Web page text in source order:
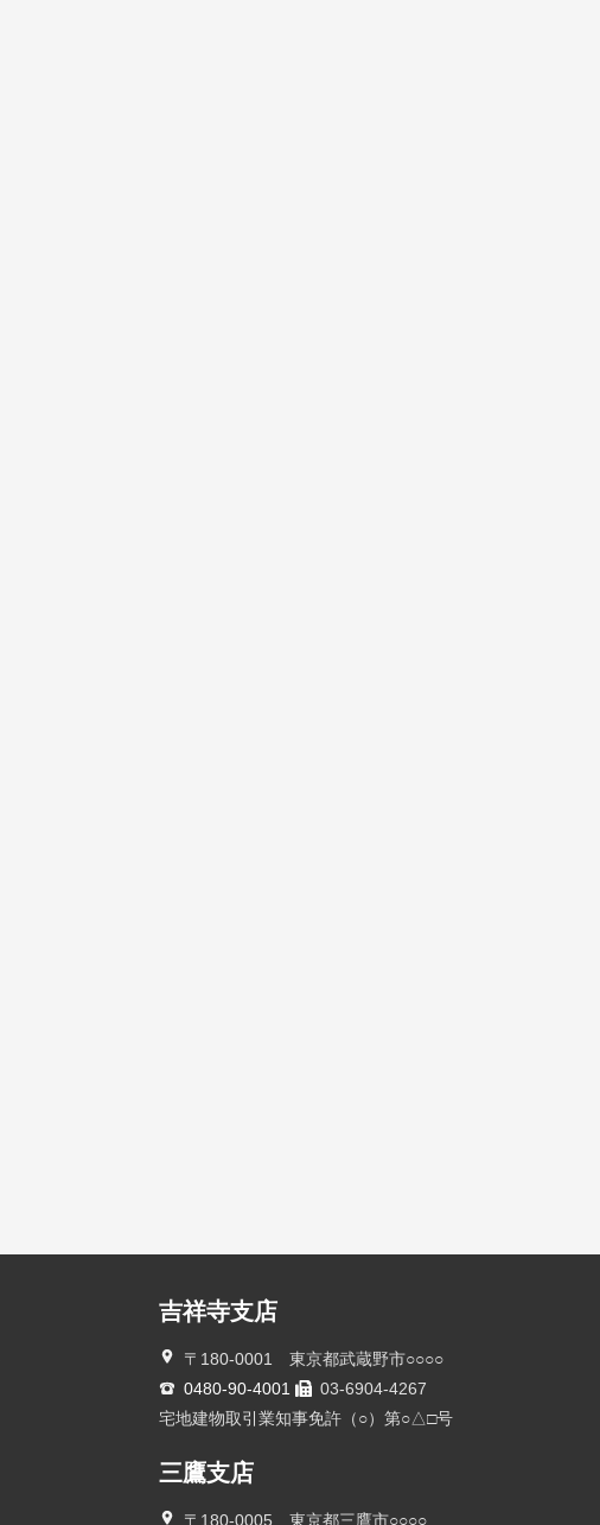
吉祥寺支店
〒180-0001 東京都武蔵野市○○○○
0480-90-4001
03-6904-4267
宅地建物取引業知事免許（○）第○△□号
三鷹支店
〒180-0005 東京都三鷹市○○○○